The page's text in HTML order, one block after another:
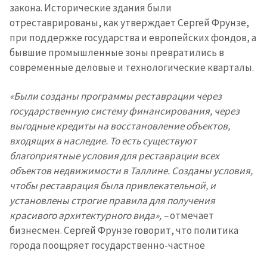
Отправить
информацию
О ZDG
în Română in English
закона. Исторические здания были
отреставрированы, как утверждает Сергей Фрунзе,
при поддержке государства и европейских фондов, а
бывшие промышленные зоны превратились в
современные деловые и технологические кварталы.
«Были созданы программы реставрации через
государственную систему финансирования, через
выгодные кредиты на восстановление объектов,
входящих в наследие. То есть существуют
благоприятные условия для реставрации всех
объектов недвижимости в Таллине. Созданы условия,
чтобы реставрация была привлекательной, и
установлены строгие правила для получения
красивого архитектурного вида», –отмечает
бизнесмен. Сергей Фрунзе говорит, что политика
города поощряет государственно-частное